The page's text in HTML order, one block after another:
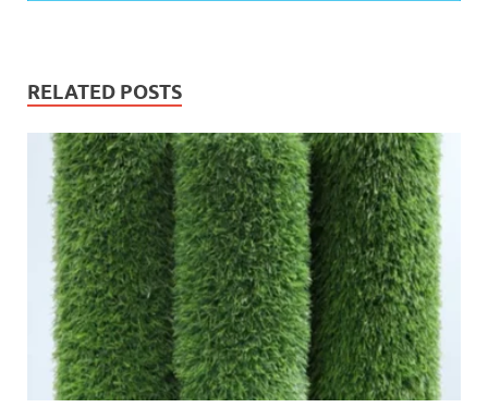
RELATED POSTS